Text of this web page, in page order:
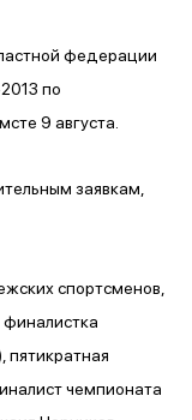
федерации
по
9 августа.
заявкам,
спортсменов,
пятикратная
чемпионата